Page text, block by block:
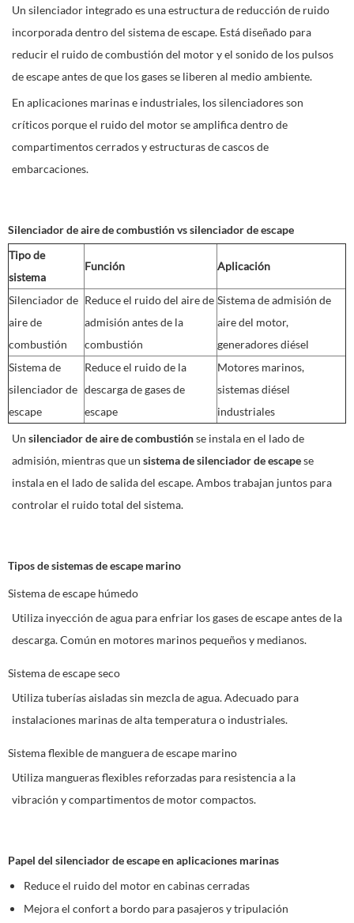
Un silenciador integrado es una estructura de reducción de ruido
incorporada dentro del sistema de escape. Está diseñado para
reducir el ruido de combustión del motor y el sonido de los pulsos
de escape antes de que los gases se liberen al medio ambiente.
En aplicaciones marinas e industriales, los silenciadores son
críticos porque el ruido del motor se amplifica dentro de
compartimentos cerrados y estructuras de cascos de
embarcaciones.
Silenciador de aire de combustión vs silenciador de escape
Tipo de
sistema
Función Aplicación
Silenciador de
aire de
combustión
Reduce el ruido del aire de
admisión antes de la
combustión
Sistema de admisión de
aire del motor,
generadores diésel
Sistema de
silenciador de
escape
Reduce el ruido de la
descarga de gases de
escape
Motores marinos,
sistemas diésel
industriales
Un silenciador de aire de combustiónse instala en el lado de
admisión, mientras que un sistema de silenciador de escapese
instala en el lado de salida del escape. Ambos trabajan juntos para
controlar el ruido total del sistema.
Tipos de sistemas de escape marino
Sistema de escape húmedo
Utiliza inyección de agua para enfriar los gases de escape antes de la
descarga. Común en motores marinos pequeños y medianos.
Sistema de escape seco
Utiliza tuberías aisladas sin mezcla de agua. Adecuado para
instalaciones marinas de alta temperatura o industriales.
Sistema flexible de manguera de escape marino
Utiliza mangueras flexibles reforzadas para resistencia a la
vibración y compartimentos de motor compactos.
Papel del silenciador de escape en aplicaciones marinas
Reduce el ruido del motor en cabinas cerradas
Mejora el confort a bordo para pasajeros y tripulación